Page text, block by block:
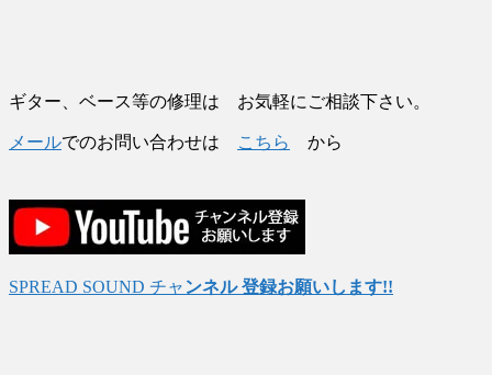
ギター、ベース等の修理は お気軽にご相談下さい。
メールでのお問い合わせは こちら から
SPREAD SOUND チャ ンネル 登録お願いします!!